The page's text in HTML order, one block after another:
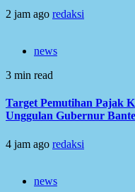
2 jam ago redaksi
news
3 min read
Target Pemutihan Pajak
Unggulan Gubernur
4 jam ago redaksi
news